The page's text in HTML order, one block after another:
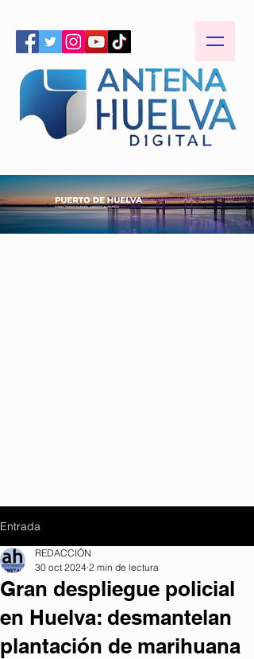
Entrada
Gran despliegue policial
en Huelva: desmantelan
plantación de marihuana
REDACCIÓN
30 oct 2024 2 min de lectura